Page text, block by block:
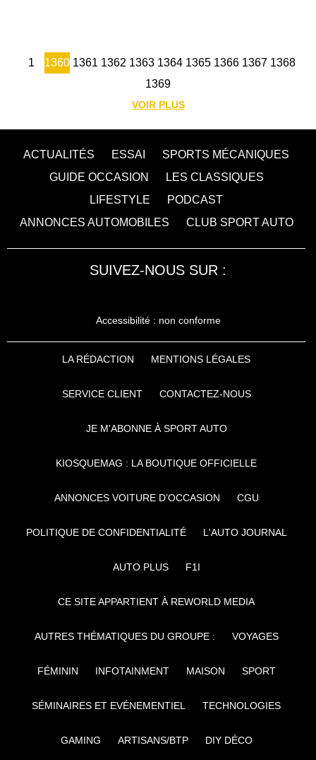
1 1360 1361 1362 1363 1364 1365 1366 1367 1368
1369
VOIR PLUS
ACTUALITÉS ESSAI
SPORTS MÉCANIQUES
GUIDE OCCASION
LES CLASSIQUES
LIFESTYLE
PODCAST
ANNONCES AUTOMOBILES
CLUB SPORT AUTO
SUIVEZ-NOUS SUR :
Accessibilité : non conforme
LA RÉDACTION MENTIONS LÉGALES
SERVICE CLIENT CONTACTEZ-NOUS
JE M'ABONNE À SPORT AUTO
KIOSQUEMAG : LA BOUTIQUE OFFICIELLE
ANNONCES VOITURE D’OCCASION CGU
POLITIQUE DE CONFIDENTIALITÉ L'AUTO JOURNAL
AUTO PLUS F1I
CE SITE APPARTIENT À REWORLD MEDIA
AUTRES THÉMATIQUES DU GROUPE : VOYAGES
FÉMININ INFOTAINMENT MAISON SPORT
SÉMINAIRES ET EVÉNEMENTIEL TECHNOLOGIES
GAMING ARTISANS/BTP DIY DÉCO